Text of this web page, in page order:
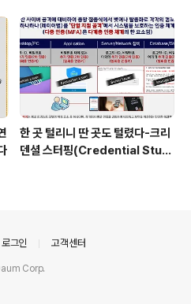
한 곳 털리니 딴 곳도 털렸다-크리
덴셜 스터핑(Credential Stuff
로그인 고객센터
Corp.